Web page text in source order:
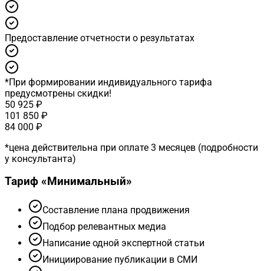
Предоставление отчетности о результатах
*При формировании индивидуального тарифа
предусмотрены скидки!
50 925 ₽
101 850 ₽
84 000 ₽
*цена действительна при оплате 3 месяцев (подробности
у консультанта)
Тариф «Минимальный»
Cоставление плана продвижения
Подбор релевантных медиа
Написание одной экспертной статьи
Инициирование публикации в СМИ